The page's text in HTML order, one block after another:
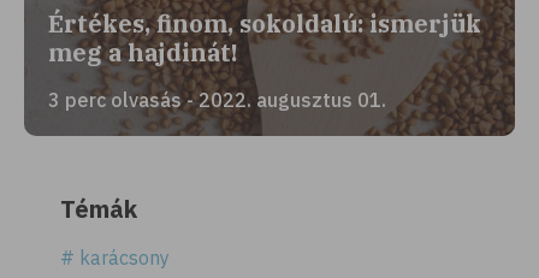
Értékes, finom, sokoldalú: ismerjük
meg a hajdinát!
3 perc olvasás - 2022. augusztus 01.
Témák
# karácsony